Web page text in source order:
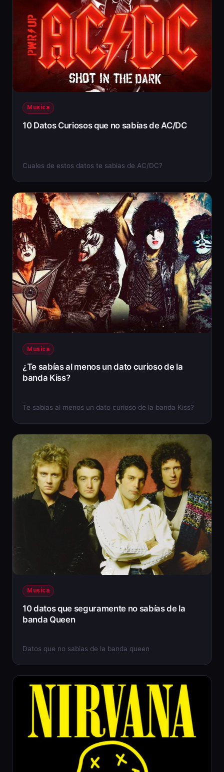
Musica
10 Datos Curiosos que no sabías de AC/DC
Cuales de estos datos te sabias de AC/DC?
Musica
¿Te sabías al menos un dato curioso de la
banda Kiss?
Te sabias al menos un dato curioso de la banda Kiss?
Musica
10 datos que seguramente no sabías de la
banda Queen
Datos que no sabias de la banda queen